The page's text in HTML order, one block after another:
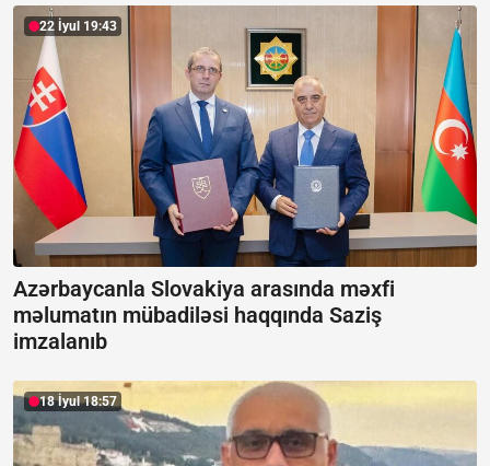
22 İyul 19:43
Azərbaycanla Slovakiya arasında məxfi
məlumatın mübadiləsi haqqında Saziş
imzalanıb
18 İyul 18:57